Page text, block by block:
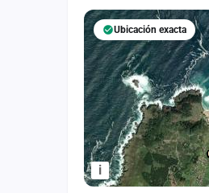
i
Ubicación exacta
Iniciar sesión